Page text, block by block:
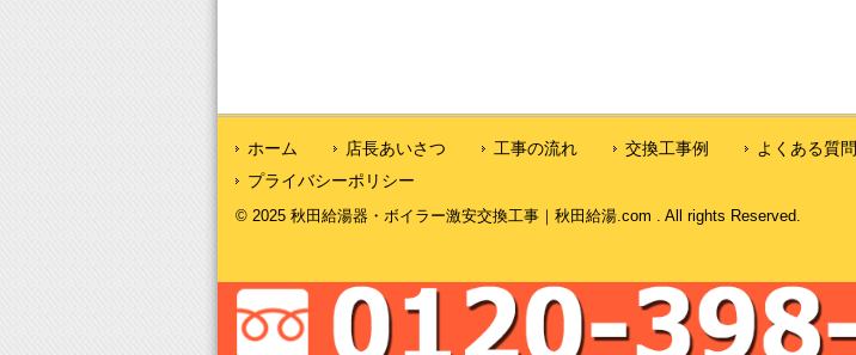
ホーム 店長あいさつ 工事の流れ 交換工事例 よくある質問
プライバシーポリシー
© 2025 秋田給湯器・ボイラー激安交換工事｜秋田給湯.com . All rights Reserved.